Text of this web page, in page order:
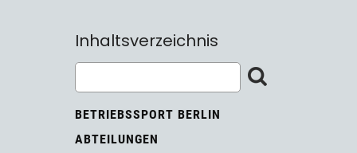
Inhaltsverzeichnis
BETRIEBSSPORT BERLIN
ABTEILUNGEN